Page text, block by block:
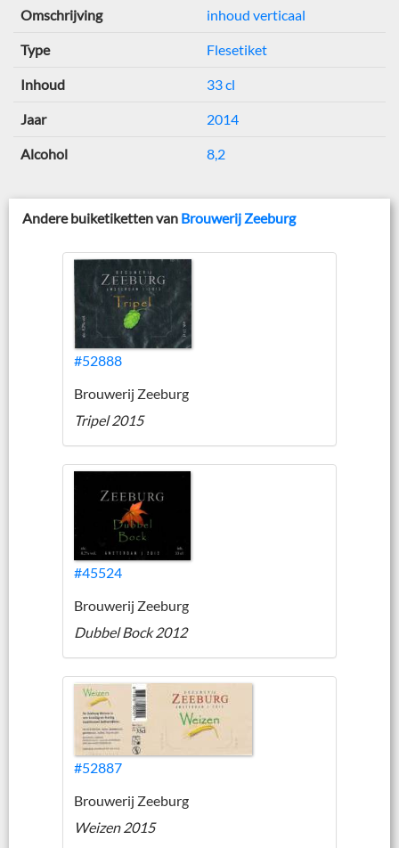
Omschrijving inhoud verticaal
Type Flesetiket
Inhoud 33 cl
Jaar 2014
Alcohol 8,2
Andere buiketiketten van Brouwerij Zeeburg
#52888
Brouwerij Zeeburg
Tripel 2015
#45524
Brouwerij Zeeburg
Dubbel Bock 2012
#52887
Brouwerij Zeeburg
Weizen 2015